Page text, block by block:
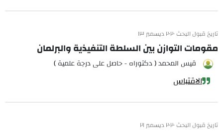
تاريخ قبول البحث ٢٠٢٠ ديسمبر ١٣
مقومات التوازن بين السلطة التنفيذية والبرلمان
قيس المحمد ( دكتوراه - حاصل على درجة علمية )
الاقتباس
تاريخ قبول البحث ٢٠٢٠ ديسمبر ٢١